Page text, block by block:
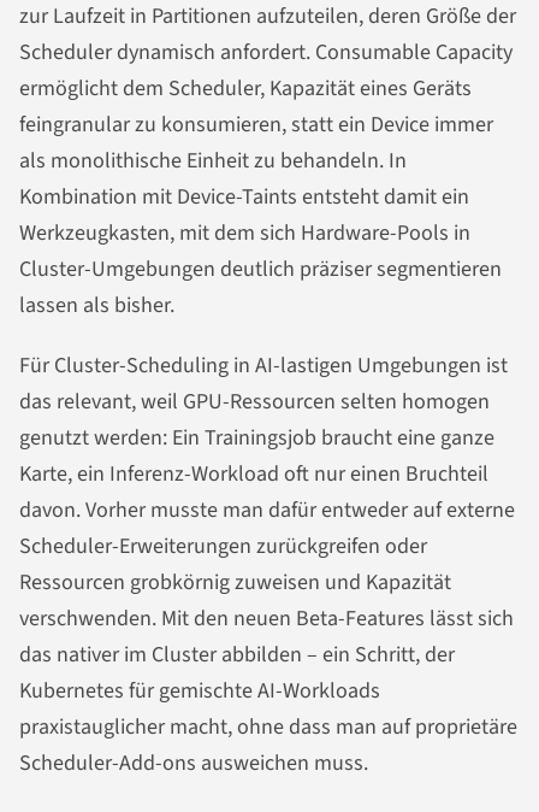
zur Laufzeit in Partitionen aufzuteilen, deren Größe der
Scheduler dynamisch anfordert. Consumable Capacity
ermöglicht dem Scheduler, Kapazität eines Geräts
feingranular zu konsumieren, statt ein Device immer
als monolithische Einheit zu behandeln. In
Kombination mit Device-Taints entsteht damit ein
Werkzeugkasten, mit dem sich Hardware-Pools in
Cluster-Umgebungen deutlich präziser segmentieren
lassen als bisher.
Für Cluster-Scheduling in AI-lastigen Umgebungen ist
das relevant, weil GPU-Ressourcen selten homogen
genutzt werden: Ein Trainingsjob braucht eine ganze
Karte, ein Inferenz-Workload oft nur einen Bruchteil
davon. Vorher musste man dafür entweder auf externe
Scheduler-Erweiterungen zurückgreifen oder
Ressourcen grobkörnig zuweisen und Kapazität
verschwenden. Mit den neuen Beta-Features lässt sich
das nativer im Cluster abbilden – ein Schritt, der
Kubernetes für gemischte AI-Workloads
praxistauglicher macht, ohne dass man auf proprietäre
Scheduler-Add-ons ausweichen muss.